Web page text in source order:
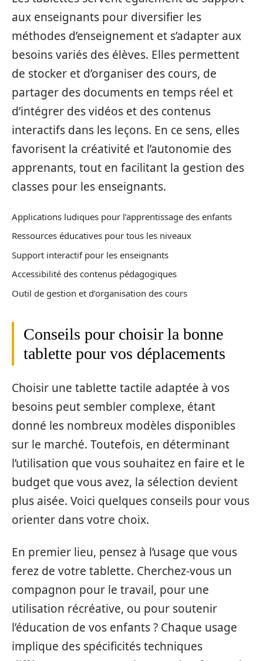
aux enseignants pour diversifier les
méthodes d’enseignement et s’adapter aux
besoins variés des élèves. Elles permettent
de stocker et d’organiser des cours, de
partager des documents en temps réel et
d’intégrer des vidéos et des contenus
interactifs dans les leçons. En ce sens, elles
favorisent la créativité et l’autonomie des
apprenants, tout en facilitant la gestion des
classes pour les enseignants.
Applications ludiques pour l’apprentissage des enfants
Ressources éducatives pour tous les niveaux
Support interactif pour les enseignants
Accessibilité des contenus pédagogiques
Outil de gestion et d’organisation des cours
Conseils pour choisir la bonne
tablette pour vos déplacements
Choisir une tablette tactile adaptée à vos
besoins peut sembler complexe, étant
donné les nombreux modèles disponibles
sur le marché. Toutefois, en déterminant
l’utilisation que vous souhaitez en faire et le
budget que vous avez, la sélection devient
plus aisée. Voici quelques conseils pour vous
orienter dans votre choix.
En premier lieu, pensez à l’usage que vous
ferez de votre tablette. Cherchez-vous un
compagnon pour le travail, pour une
utilisation récréative, ou pour soutenir
l’éducation de vos enfants ? Chaque usage
implique des spécificités techniques